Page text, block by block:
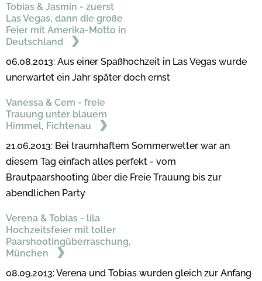
Tobias & Jasmin - zuerst
Las Vegas, dann die große
Feier mit Amerika-Motto in
Deutschland
06.08.2013: Aus einer Spaßhochzeit in Las Vegas wurde
unerwartet ein Jahr später doch ernst
Vanessa & Cem - freie
Trauung unter blauem
Himmel, Fichtenau
21.06.2013: Bei traumhaftem Sommerwetter war an
diesem Tag einfach alles perfekt - vom
Brautpaarshooting über die Freie Trauung bis zur
abendlichen Party
Verena & Tobias - lila
Hochzeitsfeier mit toller
Paarshootingüberraschung,
München
08.09.2013: Verena und Tobias wurden gleich zur Anfang